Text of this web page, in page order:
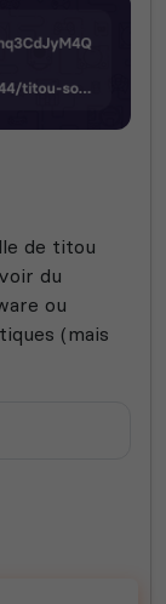
de titou
du
ou
(mais